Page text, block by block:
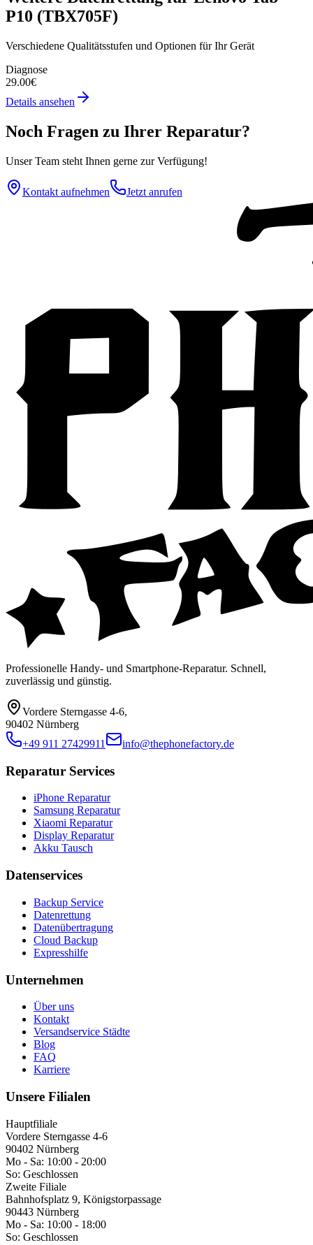
P10 (TBX705F)
Verschiedene Qualitätsstufen und Optionen für Ihr Gerät
Diagnose
29.00€
Details ansehen
Noch Fragen zu Ihrer Reparatur?
Unser Team steht Ihnen gerne zur Verfügung!
Kontakt aufnehmen Jetzt anrufen
Professionelle Handy- und Smartphone-Reparatur. Schnell,
zuverlässig und günstig.
Vordere Sterngasse 4-6,
90402 Nürnberg
+49 911 27429911
info@thephonefactory.de
Reparatur Services
iPhone Reparatur
Samsung Reparatur
Xiaomi Reparatur
Display Reparatur
Akku Tausch
Datenservices
Backup Service
Datenrettung
Datenübertragung
Cloud Backup
Expresshilfe
Unternehmen
Über uns
Kontakt
Versandservice Städte
Blog
FAQ
Karriere
Unsere Filialen
Hauptfiliale
Vordere Sterngasse 4-6
90402 Nürnberg
Mo - Sa: 10:00 - 20:00
So: Geschlossen
Zweite Filiale
Bahnhofsplatz 9, Königstorpassage
90443 Nürnberg
Mo - Sa: 10:00 - 18:00
So: Geschlossen